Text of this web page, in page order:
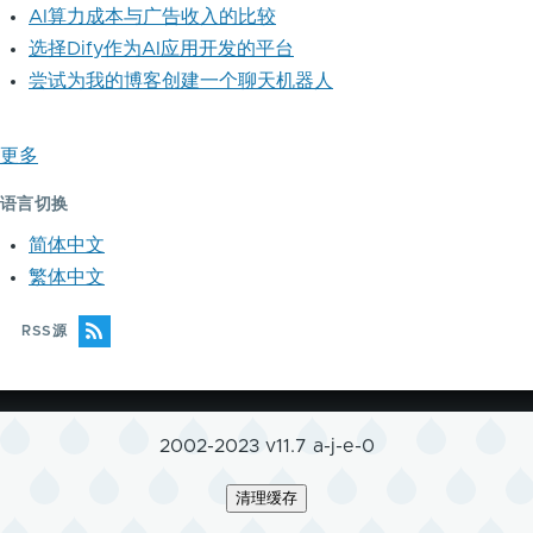
AI算力成本与广告收入的比较
选择Dify作为AI应用开发的平台
尝试为我的博客创建一个聊天机器人
更多
语言切换
简体中文
繁体中文
RSS源
2002-2023 v11.7 a-j-e-0